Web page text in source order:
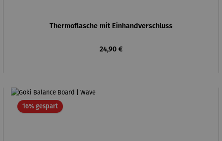
Thermoflasche mit Einhandverschluss
Regulärer Preis:
24,90 €
16% gespartRabatt